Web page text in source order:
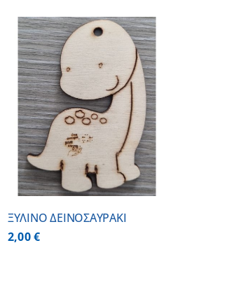
ΞΥΛΙΝΟ ΔΕΙΝΟΣΑΥΡΑΚΙ
2,00€